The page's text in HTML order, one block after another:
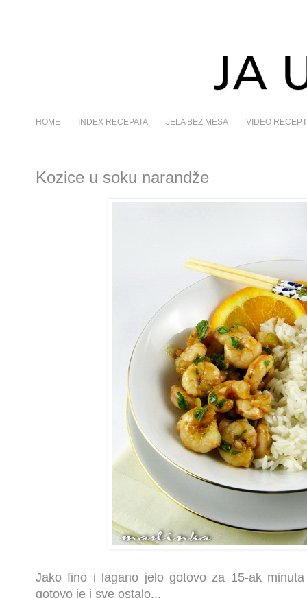
HOME INDEX RECEPATA JELA BEZ MESA VIDEO
Kozice u soku narandže
Jako fino i lagano jelo gotovo za 15-ak
gotovo je i sve ostalo...